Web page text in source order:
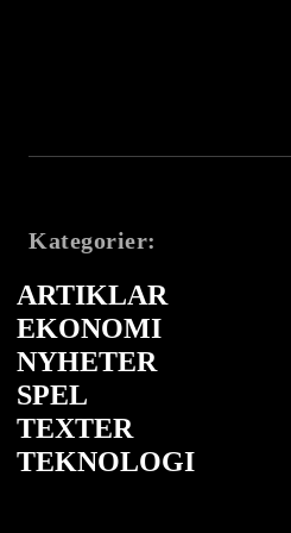
Kategorier:
ARTIKLAR
EKONOMI
NYHETER
SPEL
TEXTER
TEKNOLOGI